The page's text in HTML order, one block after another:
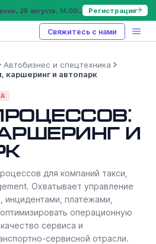
Ближайший демо-день — вторник, 25 августа, 14:00 МСК Регистрация
Свяжитесь с нами
Автобизнес и спецтехника
каршеринг и автопарк
и
для компаний такси,
Охватывает управление
инцидентами, платежами,
операционную
сервиса и
сервисной отрасли.